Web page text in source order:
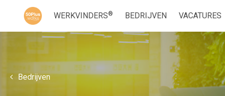
WERKVINDERS® BEDRIJVEN VACATURES
Bedrijven